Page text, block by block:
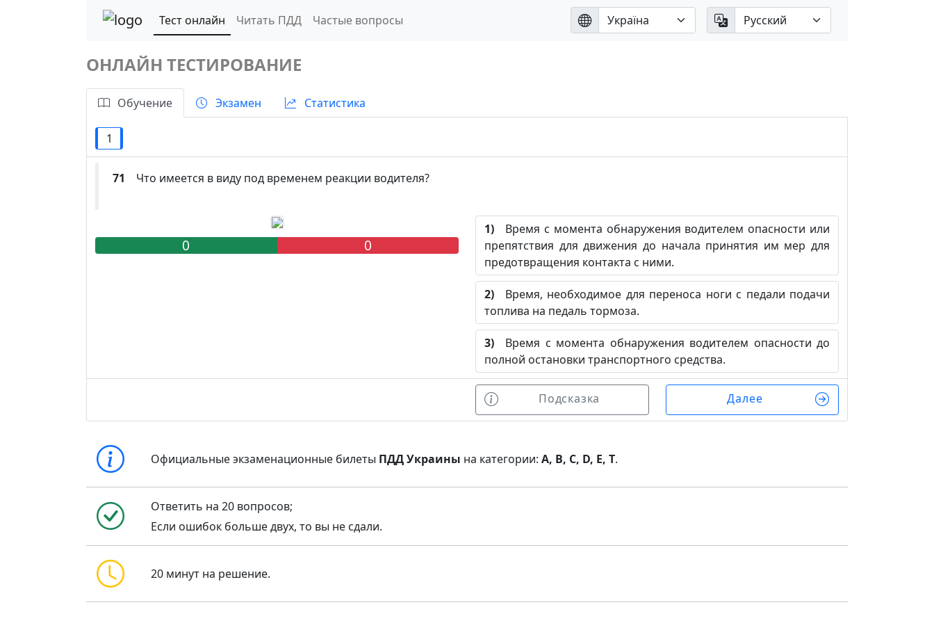
Тест онлайн Читать ПДД Частые вопросы
ОНЛАЙН ТЕСТИРОВАНИЕ
Обучение Экзамен Статистика
1
71 Что имеется в виду под временем реакции водителя?
0 0
1) Время с момента обнаружения водителем опасности или
препятствия для движения до начала принятия им мер для
предотвращения контакта с ними.
2) Время, необходимое для переноса ноги с педали подачи
топлива на педаль тормоза.
3) Время с момента обнаружения водителем опасности до
полной остановки транспортного средства.
Подсказка Далее
Официальные экзаменационные билеты ПДД Украины на категории:A, B, C, D, E, T.
Ответить на 20 вопросов;
Если ошибок больше двух, то вы не сдали.
20 минут на решение.